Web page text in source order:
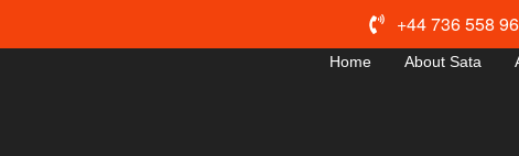
+44 736 558
Home About Sata